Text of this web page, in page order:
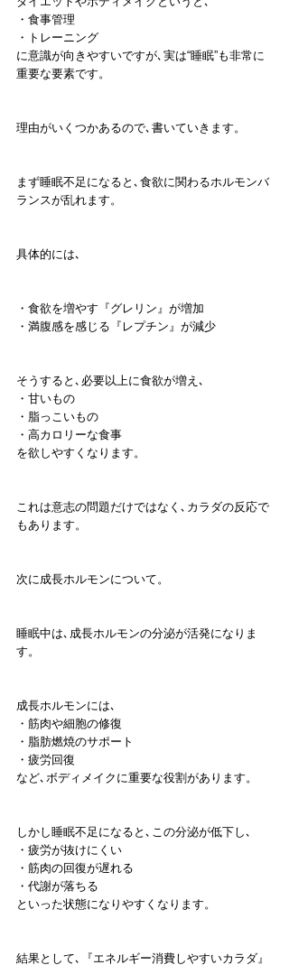
・食事管理
・トレーニング
に意識が向きやすいですが､実は“睡眠”も非常に
重要な要素です。
理由がいくつかあるので､書いていきます。
まず睡眠不足になると､食欲に関わるホルモンバ
ランスが乱れます。
具体的には､
・食欲を増やす『グレリン』が増加
・満腹感を感じる『レプチン』が減少
そうすると､必要以上に食欲が増え､
・甘いもの
・脂っこいもの
・高カロリーな食事
を欲しやすくなります。
これは意志の問題だけではなく､カラダの反応で
もあります。
次に成長ホルモンについて。
睡眠中は､成長ホルモンの分泌が活発になりま
す。
成長ホルモンには､
・筋肉や細胞の修復
・脂肪燃焼のサポート
・疲労回復
など､ボディメイクに重要な役割があります。
しかし睡眠不足になると､この分泌が低下し､
・疲労が抜けにくい
・筋肉の回復が遅れる
・代謝が落ちる
といった状態になりやすくなります。
結果として､『エネルギー消費しやすいカラダ』